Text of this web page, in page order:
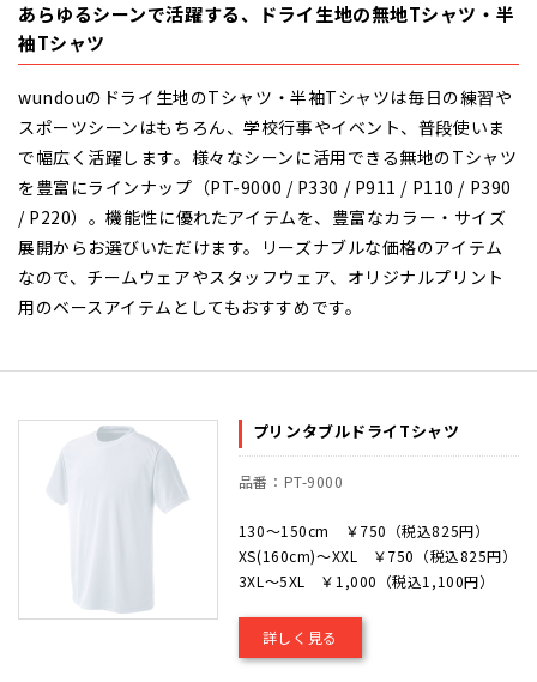
あらゆるシーンで活躍する、ドライ生地の無地Tシャツ・半
袖Tシャツ
wundouのドライ生地のTシャツ・半袖Tシャツは毎日の練習や
スポーツシーンはもちろん、学校行事やイベント、普段使いま
で幅広く活躍します。様々なシーンに活用できる無地のTシャツ
を豊富にラインナップ（PT-9000 / P330 / P911 / P110 / P390
/ P220）。機能性に優れたアイテムを、豊富なカラー・サイズ
展開からお選びいただけます。リーズナブルな価格のアイテム
なので、チームウェアやスタッフウェア、オリジナルプリント
用のベースアイテムとしてもおすすめです。
プリンタブルドライTシャツ
品番：PT-9000
130～150cm ￥750（税込825円）
XS(160cm)～XXL ￥750（税込825円）
3XL～5XL ￥1,000（税込1,100円）
詳しく見る